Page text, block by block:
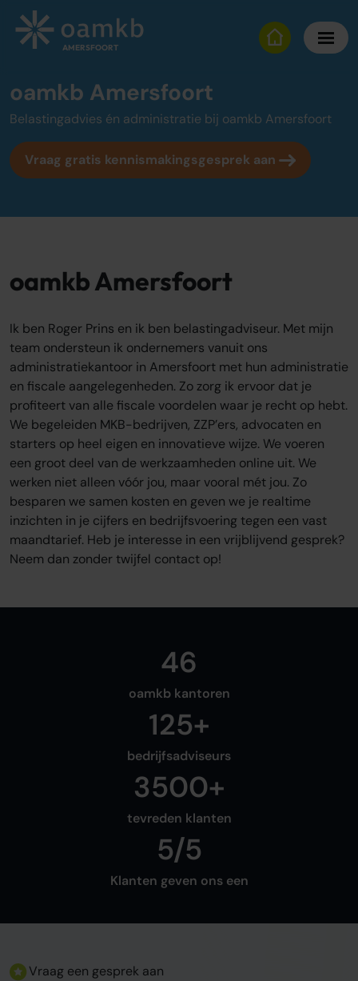
AMERSFOORT
oamkb Amersfoort
oamkb Amersfoort
Belastingadvies én administratie bij oamkb Amersfoort
Vraag gratis kennismakingsgesprek aan
oamkb Amersfoort
Ik ben Roger Prins en ik ben belastingadviseur. Met mijn
team ondersteun ik ondernemers vanuit ons
administratiekantoor in Amersfoort met hun administratie
en fiscale aangelegenheden. Zo zorg ik ervoor dat je
profiteert van alle fiscale voordelen waar je recht op hebt.
We begeleiden MKB-bedrijven, ZZP’ers, advocaten en
starters op heel eigen en innovatieve wijze. We voeren
een groot deel van de werkzaamheden online uit. We
werken niet alleen vóór jou, maar vooral mét jou. Zo
besparen we samen kosten en geven we je realtime
inzichten in je cijfers en bedrijfsvoering tegen een vast
maandtarief. Heb je interesse in een vrijblijvend gesprek?
Neem dan zonder twijfel contact op!
46
oamkb kantoren
125+
bedrijfsadviseurs
3500+
tevreden klanten
5/5
Klanten geven ons een
Vraag een gesprek aan
Diensten
Online Administratie
Altijd inzicht, vaste maandprijs
Over ons
Onze tarieven
Adviescentrum
Sluit je aan
Word oamkb partner
Contact
FAQ
Login
Login